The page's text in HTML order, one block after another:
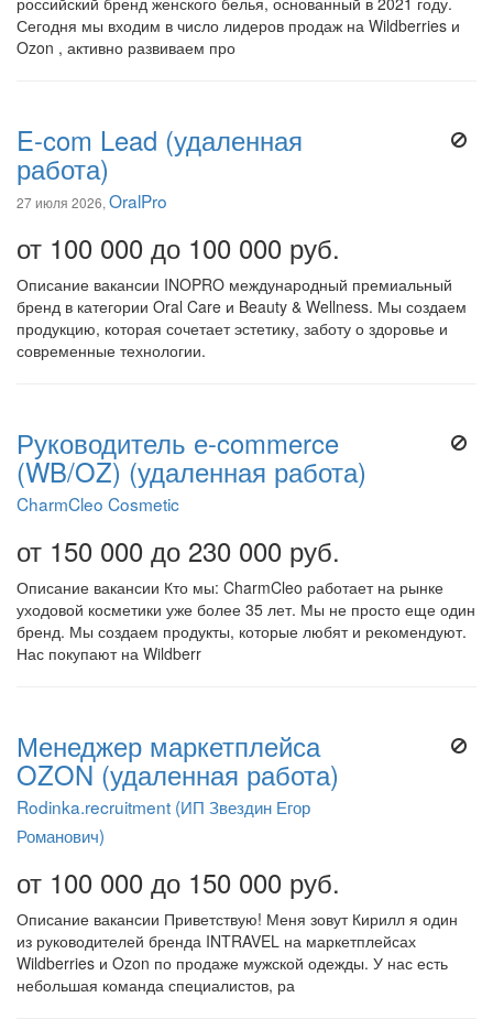
Сегодня мы входим в число лидеров продаж на Wildberries и
Ozon , активно развиваем про
E-com Lead (удаленная
работа)
27 июля 2026, OralPro
от 100 000 до 100 000 руб.
Описание вакансии INOPRO международный премиальный
бренд в категории Oral Care и Beauty & Wellness. Мы создаем
продукцию, которая сочетает эстетику, заботу о здоровье и
современные технологии.
Руководитель е-commerce
(WB/OZ) (удаленная работа)
CharmCleo Cosmetic
от 150 000 до 230 000 руб.
Описание вакансии Кто мы: CharmCleo работает на рынке
уходовой косметики уже более 35 лет. Мы не просто еще один
бренд. Мы создаем продукты, которые любят и рекомендуют.
Нас покупают на Wildberr
Менеджер маркетплейса
OZON (удаленная работа)
Rodinka.recruitment (ИП Звездин Егор
Романович)
от 100 000 до 150 000 руб.
Описание вакансии Приветствую! Меня зовут Кирилл я один
из руководителей бренда INTRAVEL на маркетплейсах
Wildberries и Ozon по продаже мужской одежды. У нас есть
небольшая команда специалистов, ра